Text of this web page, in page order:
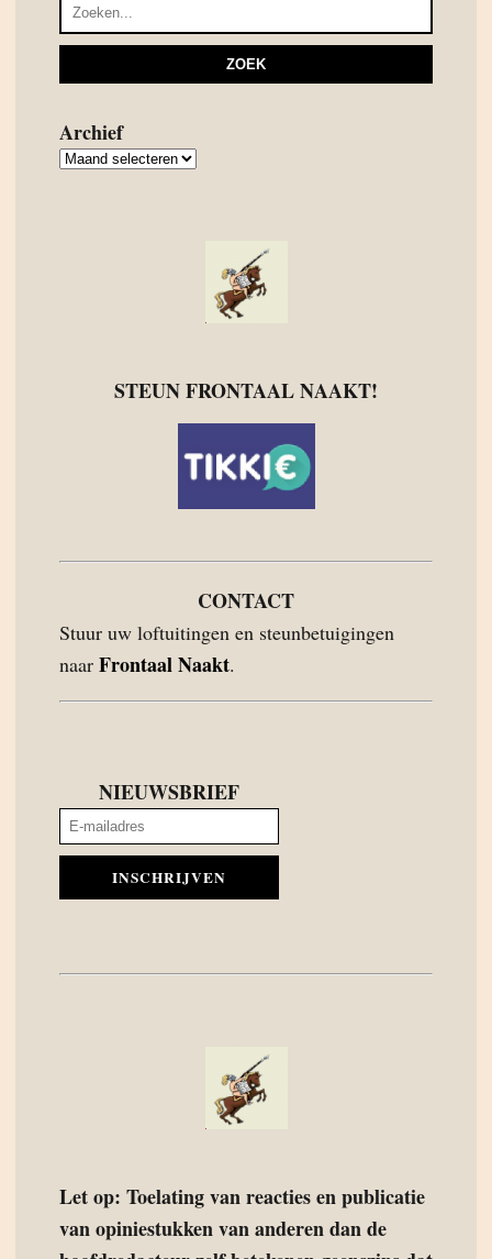
Archief
Archief
STEUN FRONTAAL NAAKT!
CONTACT
Stuur uw loftuitingen en steunbetuigingen
naar Frontaal Naakt.
NIEUWSBRIEF
INSCHRIJVEN
Let op: Toelating van reacties en publicatie
van opiniestukken van anderen dan de